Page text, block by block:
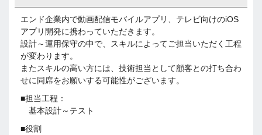
エンド企業内で動画配信モバイルアプリ、テレビ向けのiOS
アプリ開発に携わっていただきます。
設計～運用保守の中で、スキルによってご担当いただく工程
が変わります。
またスキルの高い方には、技術担当として顧客との打ち合わ
せに同席をお願いする可能性がございます。
■担当工程：
基本設計～テスト
■役割